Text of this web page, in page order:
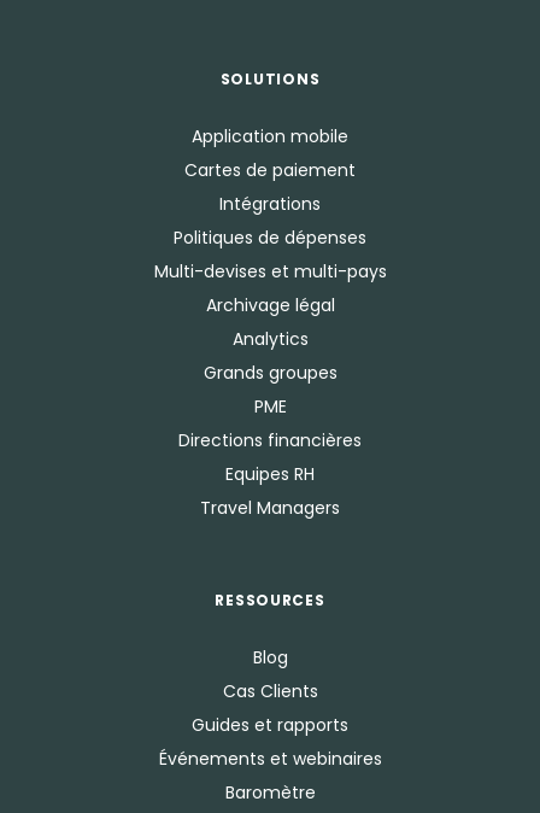
SOLUTIONS
Application mobile
Cartes de paiement
Intégrations
Politiques de dépenses
Multi-devises et multi-pays
Archivage légal
Analytics
Grands groupes
PME
Directions financières
Equipes RH
Travel Managers
RESSOURCES
Blog
Cas Clients
Guides et rapports
Événements et webinaires
Baromètre